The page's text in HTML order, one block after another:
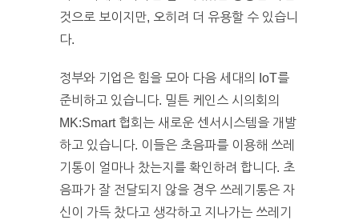
것으로 보이지만, 오히려 더 유용할 수 있습니
다.
정부와 기업은 힘을 모아 다음 세대의 IoT를
준비하고 있습니다. 밀튼 케인스 시의회의
MK:Smart 협회는 새로운 센서시스템을 개발
하고 있습니다. 이들은 초음파를 이용해 쓰레
기통이 얼마나 찼는지를 확인하려 합니다. 초
음파가 잘 전달되지 않을 경우 쓰레기통은 자
신이 가득 찼다고 생각하고 지나가는 쓰레기